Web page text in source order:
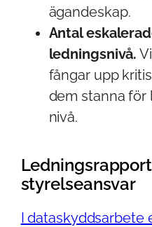
ägandeskap.
Antal
ledningsnivå.
fångar upp
dem stanna för
nivå.
styrelseansvar
I dataskyddsarbete